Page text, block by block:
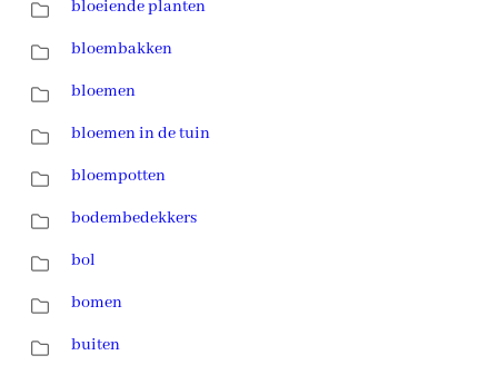
bloeiende planten
bloembakken
bloemen
bloemen in de tuin
bloempotten
bodembedekkers
bol
bomen
buiten